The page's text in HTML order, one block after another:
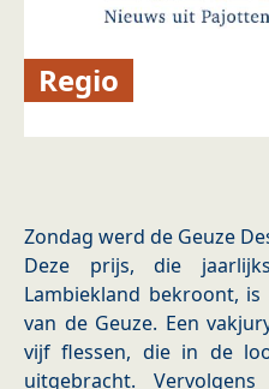
Regio
Zondag werd de Geuze
Deze prijs, die
Lambiekland bekroont,
van de Geuze. Een
vijf flessen, die in de
uitgebracht.